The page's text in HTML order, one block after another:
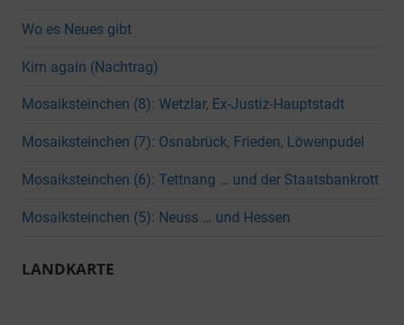
Wo es Neues gibt
Kirn again (Nachtrag)
Mosaiksteinchen (8): Wetzlar, Ex-Justiz-Hauptstadt
Mosaiksteinchen (7): Osnabrück, Frieden, Löwenpudel
Mosaiksteinchen (6): Tettnang … und der Staatsbankrott
Mosaiksteinchen (5): Neuss … und Hessen
LANDKARTE